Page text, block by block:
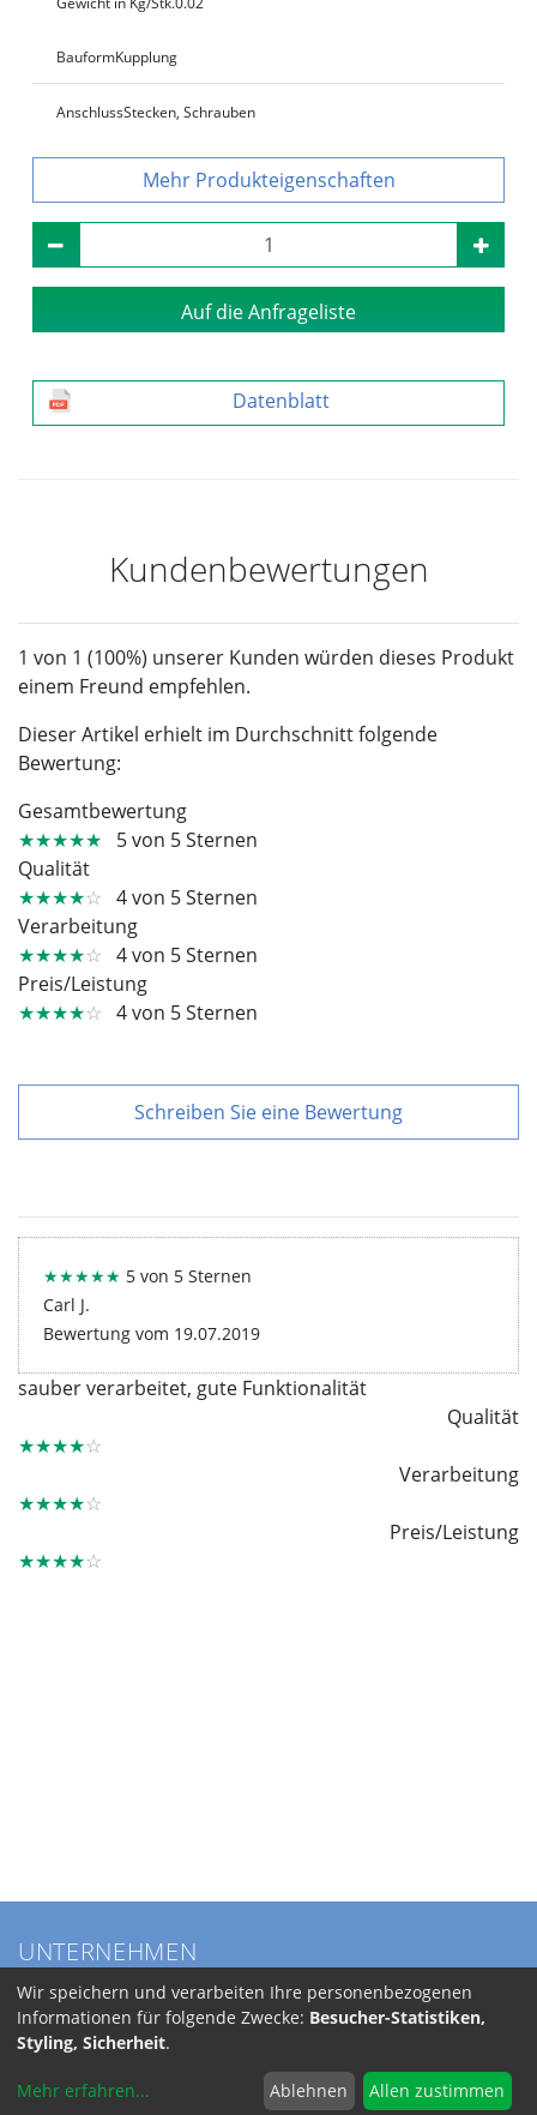
BauformKupplung
AnschlussStecken, Schrauben
Produkteigenschaften
Auf die Anfrageliste
Datenblatt
Kundenbewertungen
1 von 1 (100%) unserer Kunden würden dieses Produkt
einem Freund empfehlen.
Dieser Artikel erhielt im Durchschnitt folgende
Bewertung:
Gesamtbewertung
★★★★★ 5 von 5 Sternen
Qualität
★★★★☆ 4 von 5 Sternen
Verarbeitung
★★★★☆ 4 von 5 Sternen
Preis/Leistung
★★★★☆ 4 von 5 Sternen
Schreiben Sie eine Bewertung
★★★★★ 5 von 5 Sternen
Carl J.
Bewertung vom 19.07.2019
sauber verarbeitet, gute Funktionalität
Qualität
★★★★☆
Verarbeitung
★★★★☆
Preis/Leistung
★★★★☆
UNTERNEHMEN
Über BKL
Service
Anfahrt
Jobs
Wir speichern und verarbeiten Ihre personenbezogenen
Informationen für folgende Zwecke: Besucher-Statistiken,
Styling, Sicherheit.
Mehr erfahren... Ablehnen Allen zustimmen